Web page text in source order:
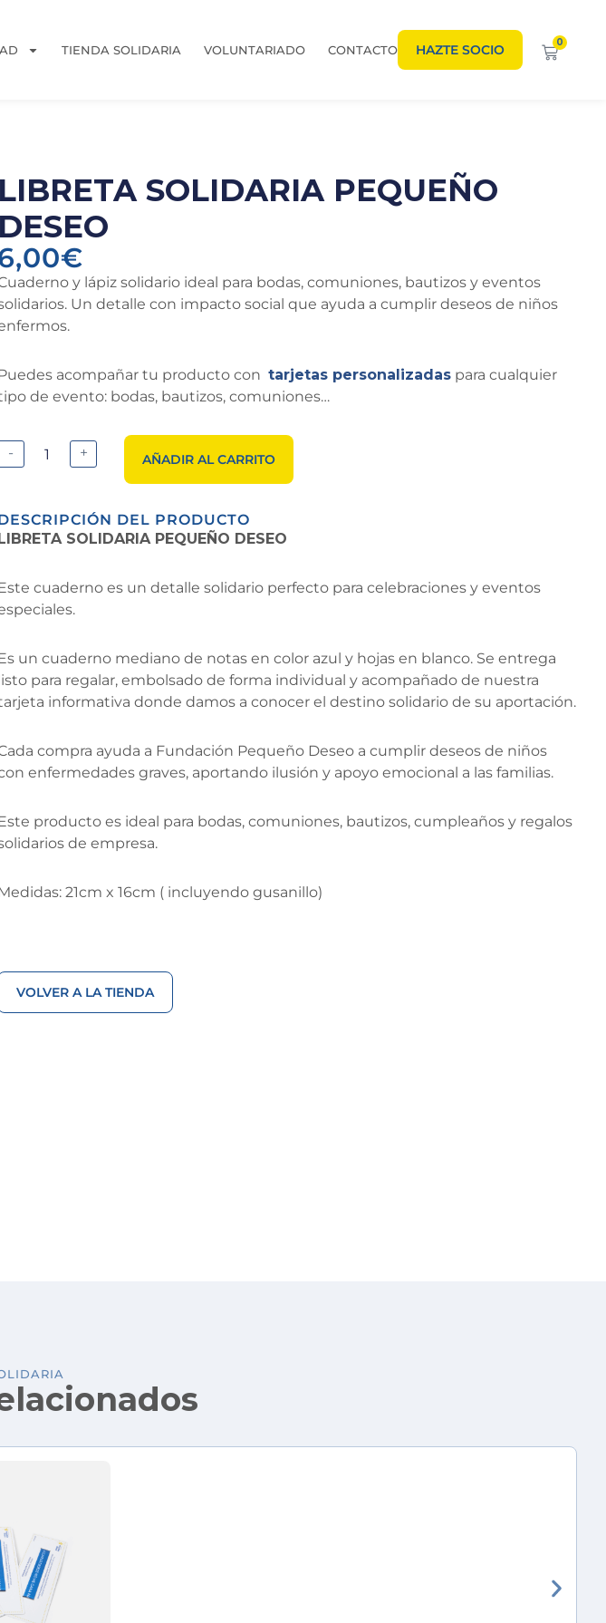
TIENDA SOLIDARIA VOLUNTARIADO CONTACTO HAZTE SOCIO 0
LIBRETA SOLIDARIA PEQUEÑO
DESEO
€
y lápiz solidario ideal para bodas, comuniones, bautizos y eventos
Un detalle con impacto social que ayuda a cumplir deseos de niños
acompañar tu producto con tarjetas personalizadas para cualquier
de evento: bodas, bautizos, comuniones…
- + AÑADIR AL CARRITO
DEL PRODUCTO
SOLIDARIA PEQUEÑO DESEO
cuaderno es un detalle solidario perfecto para celebraciones y eventos
un cuaderno mediano de notas en color azul y hojas en blanco. Se entrega
para regalar, embolsado de forma individual y acompañado de nuestra
informativa donde damos a conocer el destino solidario de su aportación.
compra ayuda a Fundación Pequeño Deseo a cumplir deseos de niños
enfermedades graves, aportando ilusión y apoyo emocional a las familias.
producto es ideal para bodas, comuniones, bautizos, cumpleaños y regalos
de empresa.
21cm x 16cm ( incluyendo gusanillo)
VOLVER A LA TIENDA